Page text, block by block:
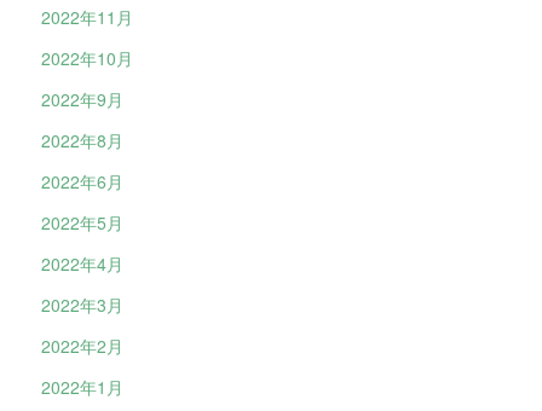
2022年11月
2022年10月
2022年9月
2022年8月
2022年6月
2022年5月
2022年4月
2022年3月
2022年2月
2022年1月